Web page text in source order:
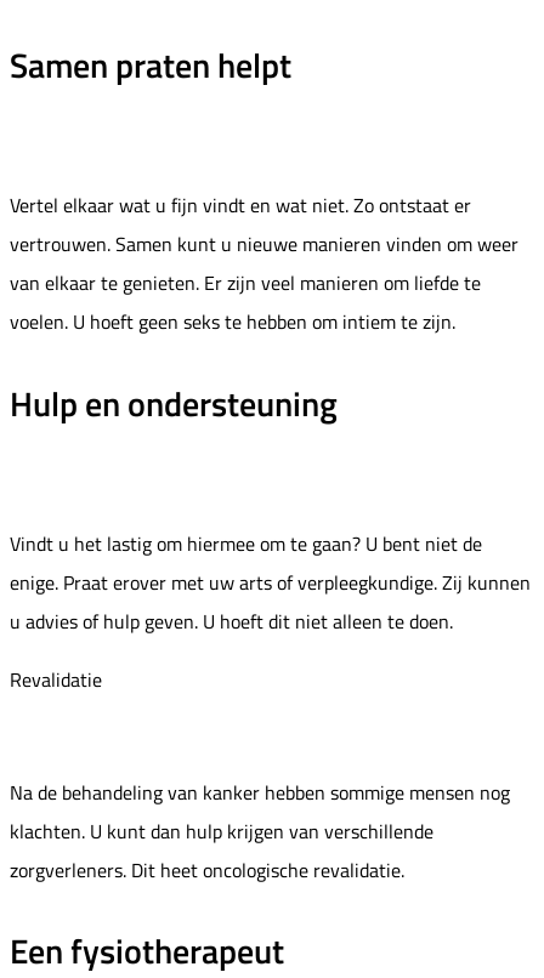
Samen praten helpt
Vertel elkaar wat u fijn vindt en wat niet. Zo ontstaat er
vertrouwen. Samen kunt u nieuwe manieren vinden om weer
van elkaar te genieten. Er zijn veel manieren om liefde te
voelen. U hoeft geen seks te hebben om intiem te zijn.
Hulp en ondersteuning
Vindt u het lastig om hiermee om te gaan? U bent niet de
enige. Praat erover met uw arts of verpleegkundige. Zij kunnen
u advies of hulp geven. U hoeft dit niet alleen te doen.
Revalidatie
Na de behandeling van kanker hebben sommige mensen nog
klachten. U kunt dan hulp krijgen van verschillende
zorgverleners. Dit heet oncologische revalidatie.
Een fysiotherapeut